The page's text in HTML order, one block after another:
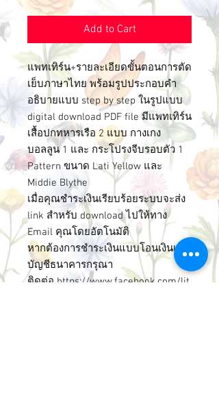
Add to Cart
แพทเทิร์น+รายละเอียดขั้นตอนการตัด
เย็บภาษาไทย พร้อมรูปประกอบคำ
อธิบายแบบ step by step ในรูปแบบ
digital download PDF file มีแพทเทิร์น
เสื้อปกทหารเรือ 2 แบบ กางเกง
บอลลูน 1 และ กระโปรงจีบรอบตัว 1
Pattern ขนาด Lati Yellow และ
Middie Blythe
เมื่อคุณชำระเงินเรียบร้อยระบบจะส่ง
link สำหรับ download ไปให้ทาง
Email คุณโดยอัตโนมัติ
หากต้องการชำระเงินแบบโอนเงินเข้า
บัญชีธนาคารกรุณา
ติดต่อ https://www.facebook.com/lit